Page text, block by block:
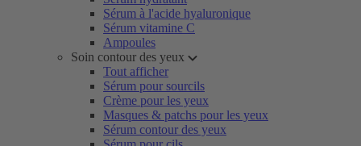
Sérum à l'acide hyaluronique
Sérum vitamine C
Ampoules
Soin contour des yeux
Tout afficher
Sérum pour sourcils
Crème pour les yeux
Masques & patchs pour les yeux
Sérum contour des yeux